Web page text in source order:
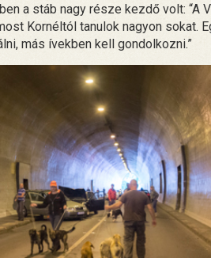
a stáb nagy része kezdő volt: “A
Kornéltól tanulok nagyon sokat.
más ívekben kell gondolkozni.”